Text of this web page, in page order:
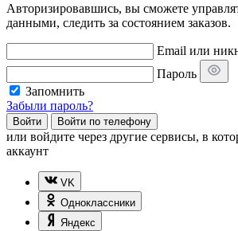
Авторизировавшись, вы сможете
данными, следить за состоянием заказов.
Email или
Пароль
Запомнить
Забыли пароль?
Войти Войти по телефону
или войдите через другие сервисы, в
аккаунт
VK
Одноклассники
Яндекс